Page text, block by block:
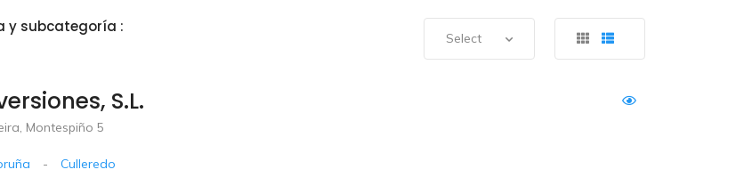
y subcategoría :
Select
S.L.
Montespiño 5
- Culleredo